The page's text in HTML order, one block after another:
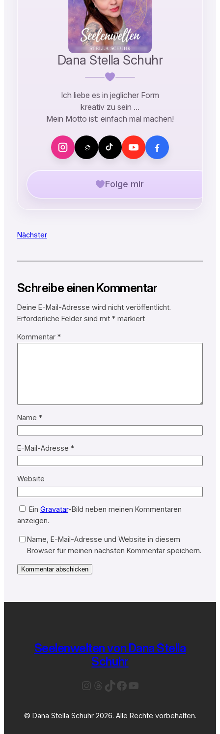
Dana Stella Schuhr
Ich liebe es in jeglicher Form
kreativ zu sein …
Mein Motto ist: einfach mal machen!
Folge mir
Nächster
Schreibe einen Kommentar
Deine E-Mail-Adresse wird nicht veröffentlicht.
Erforderliche Felder sind mit *markiert
Kommentar *
Name *
E-Mail-Adresse *
Website
Ein Gravatar-Bild neben meinen Kommentaren
anzeigen.
Name, E-Mail-Adresse und Website in diesem
Browser für meinen nächsten Kommentar speichern.
Seelenwelten von Dana Stella
Schuhr
Instagram
Threads
TikTok
Facebook
YouTube
© Dana Stella Schuhr 2026. Alle Rechte vorbehalten.